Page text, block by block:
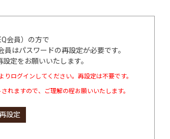
会員）の方で
員はパスワードの再設定が必要です。
定をお願いいたします。
ログインしてください。再設定は不要です。
れますので、ご理解の程お願いいたします。
設定